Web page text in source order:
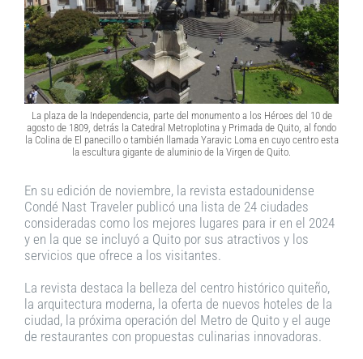
La plaza de la Independencia, parte del monumento a los Héroes del 10 de
agosto de 1809, detrás la Catedral Metroplotina y Primada de Quito, al fondo
la Colina de El panecillo o también llamada Yaravic Loma en cuyo centro esta
la escultura gigante de aluminio de la Virgen de Quito.
En su edición de noviembre, la revista estadounidense
Condé Nast Traveler publicó una lista de 24 ciudades
consideradas como los mejores lugares para ir en el 2024
y en la que se incluyó a Quito por sus atractivos y los
servicios que ofrece a los visitantes.
La revista destaca la belleza del centro histórico quiteño,
la arquitectura moderna, la oferta de nuevos hoteles de la
ciudad, la próxima operación del Metro de Quito y el auge
de restaurantes con propuestas culinarias innovadoras.